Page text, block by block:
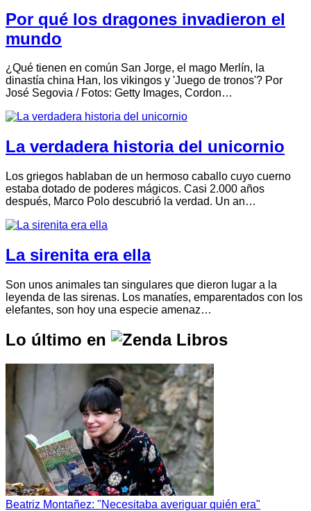
Por qué los dragones invadieron el
mundo
¿Qué tienen en común San Jorge, el mago Merlín, la
dinastía china Han, los vikingos y 'Juego de tronos'? Por
José Segovia / Fotos: Getty Images, Cordon…
La verdadera historia del unicornio
Los griegos hablaban de un hermoso caballo cuyo cuerno
estaba dotado de poderes mágicos. Casi 2.000 años
después, Marco Polo descubrió la verdad. Un an…
La sirenita era ella
Son unos animales tan singulares que dieron lugar a la
leyenda de las sirenas. Los manatíes, emparentados con los
elefantes, son hoy una especie amenaz…
Lo último en
Beatriz Montañez: "Necesitaba averiguar quién era"